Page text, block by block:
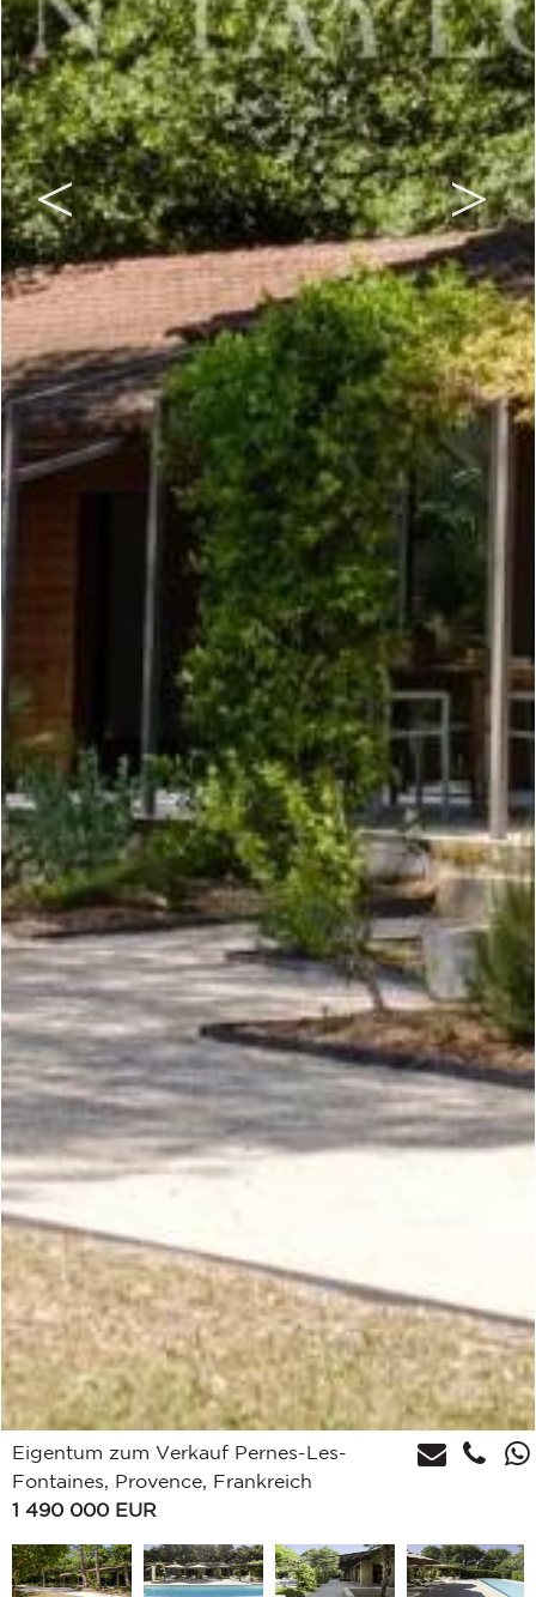
Eigentum zum Verkauf Pernes-Les-
Fontaines, Provence, Frankreich
1 490 000 EUR